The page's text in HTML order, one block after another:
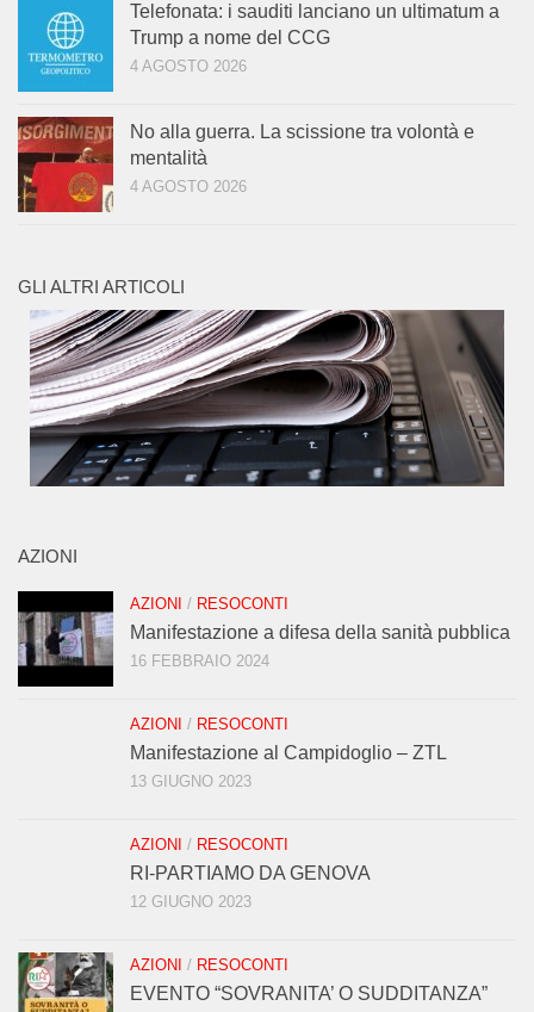
Telefonata: i sauditi lanciano un ultimatum a
Trump a nome del CCG
4 AGOSTO 2026
No alla guerra. La scissione tra volontà e
mentalità
4 AGOSTO 2026
GLI ALTRI ARTICOLI
AZIONI
AZIONI / RESOCONTI
Manifestazione a difesa della sanità pubblica
16 FEBBRAIO 2024
AZIONI / RESOCONTI
Manifestazione al Campidoglio – ZTL
13 GIUGNO 2023
AZIONI / RESOCONTI
RI-PARTIAMO DA GENOVA
12 GIUGNO 2023
AZIONI / RESOCONTI
EVENTO “SOVRANITA’ O SUDDITANZA”